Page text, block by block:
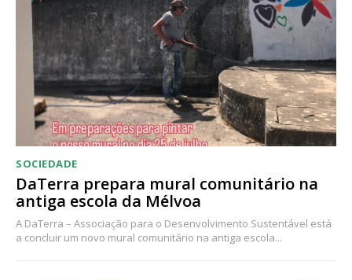
Acesso ao conteúdo online
Acesso aos conteúdos Exclusivos para
assinantes
Ofertas para assinatura anual
Escolha o plano
SOCIEDADE
DaTerra prepara mural comunitário na
antiga escola da Mélvoa
A DaTerra – Associação para o Desenvolvimento Sustentável está
a concluir um novo mural comunitário na antiga escola...